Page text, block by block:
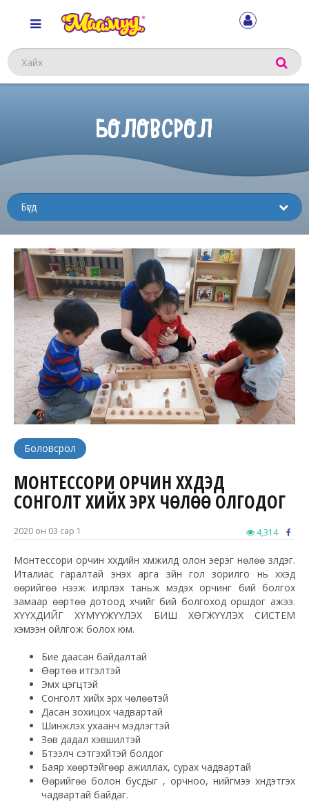
Хайх
БОЛОВСРОЛ
Боловсрол
МОНТЕССОРИ ОРЧИН ХҮҮХДЭД
СОНГОЛТ ХИЙХ ЭРХ ЧӨЛӨӨ ОЛГОДОГ
2020 он 03 сар 1 4,314
Монтессори орчин хүүхдийн хүмүүжилд олон эерэг нөлөө үзүүлдэг.
Италиас гаралтай энэхүү арга зүйн гол зорилго нь хүүхэд
өөрийгөө нээж илрүүлэх таньж мэдэх орчинг бий болгох
замаар өөртөө дотоод хүчийг бий болгоход оршдог ажээ.
ХҮҮХДИЙГ ХҮМҮҮЖҮҮЛЭХ БИШ ХӨГЖҮҮЛЭХ СИСТЕМ
хэмээн ойлгож болох юм.
Бие даасан байдалтай
Өөртөө итгэлтэй
Эмх цэгцтэй
Сонголт хийх эрх чөлөөтэй
Дасан зохицох чадвартай
Шинжлэх ухаанч мэдлэгтэй
Зөв дадал хэвшилтэй
Бүтээлч сэтгэхүйтэй болдог
Баяр хөөртэйгөөр ажиллах, сурах чадвартай
Өөрийгөө болон бусдыг , орчноо, нийгмээ хүндэтгэх
чадвартай байдаг.